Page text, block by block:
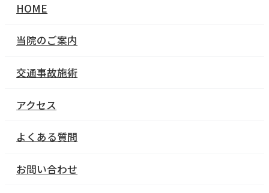
HOME
当院のご案内
交通事故施術
アクセス
よくある質問
お問い合わせ